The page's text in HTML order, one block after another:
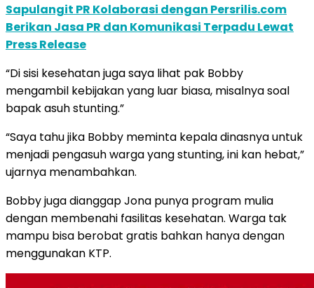
Sapulangit PR Kolaborasi dengan Persrilis.com
Berikan Jasa PR dan Komunikasi Terpadu Lewat
Press Release
“Di sisi kesehatan juga saya lihat pak Bobby
mengambil kebijakan yang luar biasa, misalnya soal
bapak asuh stunting.”
“Saya tahu jika Bobby meminta kepala dinasnya untuk
menjadi pengasuh warga yang stunting, ini kan hebat,”
ujarnya menambahkan.
Bobby juga dianggap Jona punya program mulia
dengan membenahi fasilitas kesehatan. Warga tak
mampu bisa berobat gratis bahkan hanya dengan
menggunakan KTP.